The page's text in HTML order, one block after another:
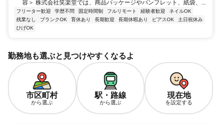
容＞ 株式会社笑楽堂では、商品パッケージやパンフレット、紙袋、...
フリーター歓迎 学歴不問 固定時間制 フルリモート 経験者歓迎
ネイルOK
残業なし
ブランクOK 育休あり 長期歓迎 長期休暇あり ピアスOK
土日祝休み
ひげOK
勤務地も選ぶと見つけやすくなるよ
市区町村
から選ぶ
駅・路線
から選ぶ
現在地
を設定する